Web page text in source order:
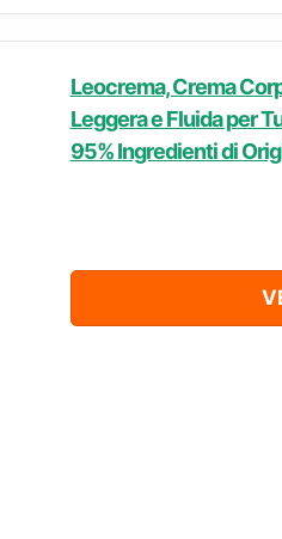
Leocrema, Crema
Leggera e Fluida per
95% Ingredienti di